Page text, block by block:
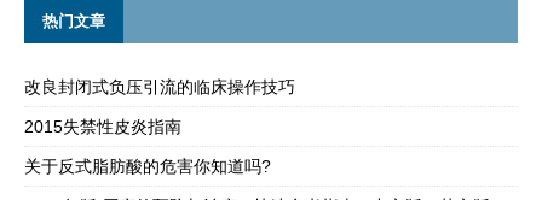
热门文章
改良封闭式负压引流的临床操作技巧
2015失禁性皮炎指南
关于反式脂肪酸的危害你知道吗?